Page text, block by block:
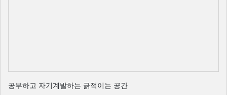
공부하고 자기계발하는 긁적이는 공간